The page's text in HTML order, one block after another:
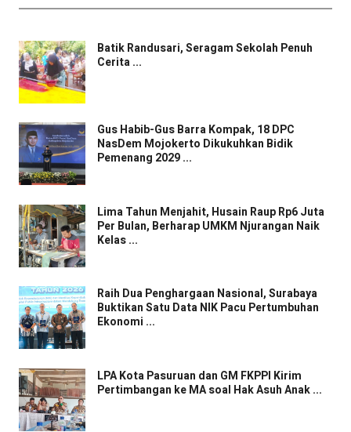
Batik Randusari, Seragam Sekolah Penuh
Cerita ...
Gus Habib-Gus Barra Kompak, 18 DPC
NasDem Mojokerto Dikukuhkan Bidik
Pemenang 2029 ...
Lima Tahun Menjahit, Husain Raup Rp6 Juta
Per Bulan, Berharap UMKM Njurangan Naik
Kelas ...
Raih Dua Penghargaan Nasional, Surabaya
Buktikan Satu Data NIK Pacu Pertumbuhan
Ekonomi ...
LPA Kota Pasuruan dan GM FKPPI Kirim
Pertimbangan ke MA soal Hak Asuh Anak ...